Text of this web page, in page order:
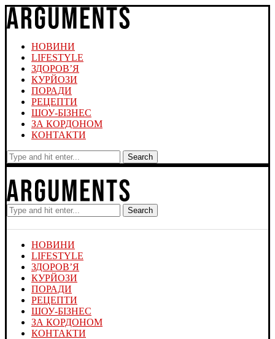
НОВИНИ
LIFESTYLE
ЗДОРОВ’Я
КУРЙОЗИ
ПОРАДИ
РЕЦЕПТИ
ШОУ-БІЗНЕС
ЗА КОРДОНОМ
КОНТАКТИ
Search
Search
НОВИНИ
LIFESTYLE
ЗДОРОВ’Я
КУРЙОЗИ
ПОРАДИ
РЕЦЕПТИ
ШОУ-БІЗНЕС
ЗА КОРДОНОМ
КОНТАКТИ